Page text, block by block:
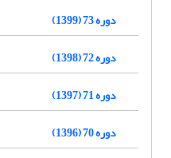
دوره 73 (1399)
دوره 72 (1398)
دوره 71 (1397)
دوره 70 (1396)